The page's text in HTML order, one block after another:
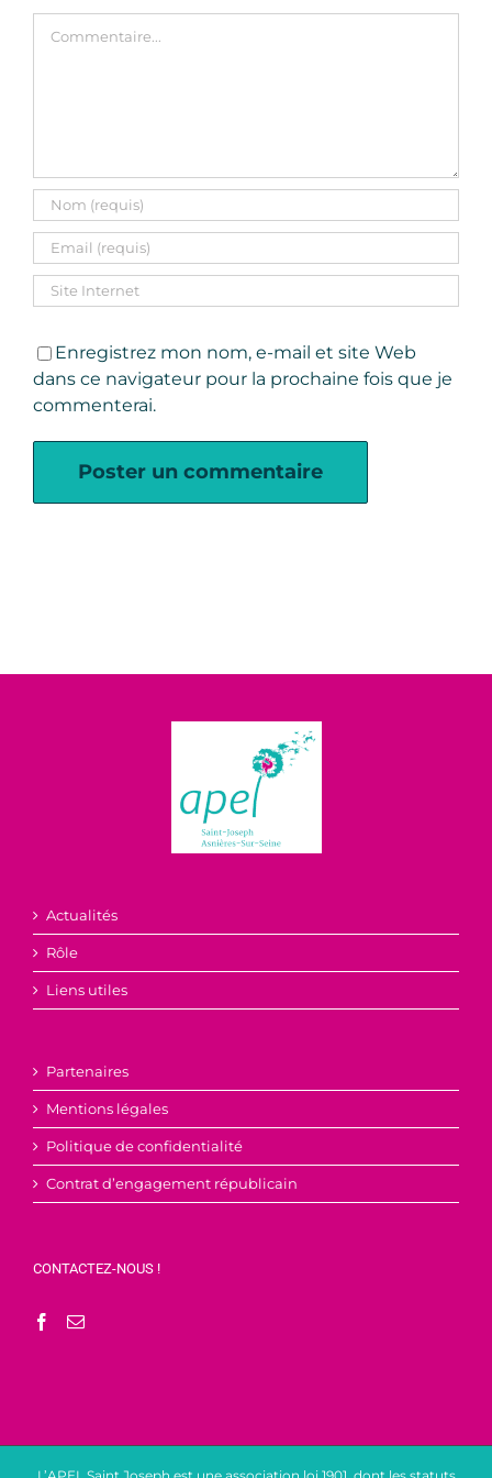
Enregistrez mon nom, e-mail et site Web
dans ce navigateur pour la prochaine fois que je
commenterai.
Actualités
Rôle
Liens utiles
Partenaires
Mentions légales
Politique de confidentialité
Contrat d’engagement républicain
CONTACTEZ-NOUS !